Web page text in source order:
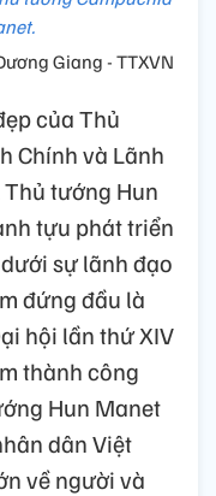
Giang - TTXVN
của Thủ
Chính và Lãnh
tướng Hun
tựu phát triển
sự lãnh đạo
đứng đầu là
hội lần thứ XIV
thành công
Hun Manet
dân Việt
về người và